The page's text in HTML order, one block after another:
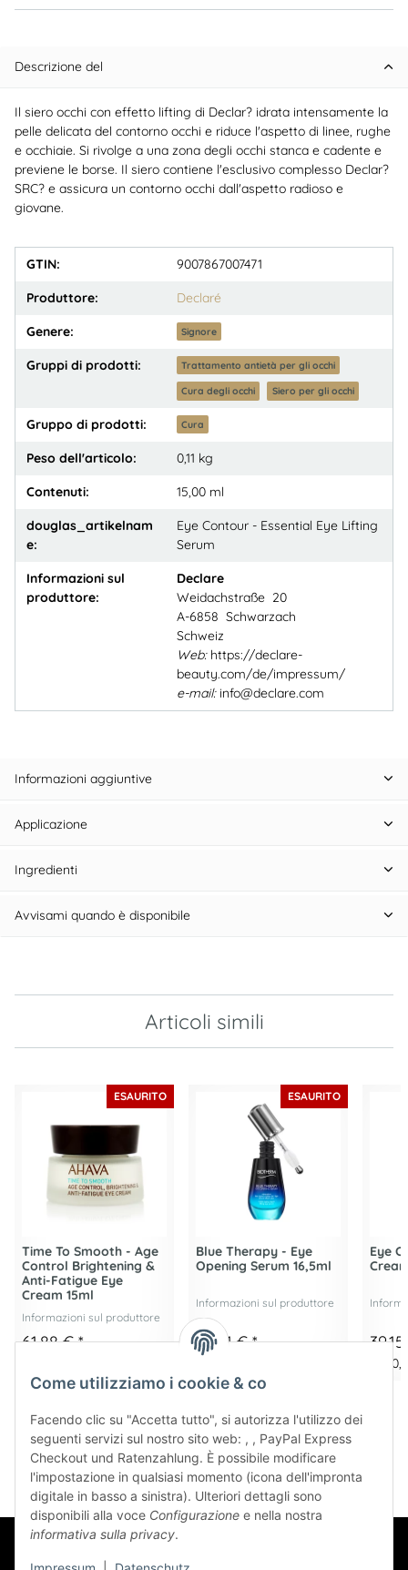
Descrizione del
Il siero occhi con effetto lifting di Declar? idrata intensamente la
pelle delicata del contorno occhi e riduce l'aspetto di linee, rughe
e occhiaie. Si rivolge a una zona degli occhi stanca e cadente e
previene le borse. Il siero contiene l'esclusivo complesso Declar?
SRC? e assicura un contorno occhi dall'aspetto radioso e
giovane.
GTIN: 9007867007471
Produttore: Declaré
Genere: Signore
Gruppi di prodotti: Trattamento antietà per gli occhi
Cura degli occhi Siero per gli occhi
Gruppo di prodotti: Cura
Peso dell'articolo: 0,11 kg
Contenuti: 15,00 ml
douglas_artikelnam
e:
Eye Contour - Essential Eye Lifting
Serum
Informazioni sul
produttore:
Declare
Weidachstraße 20
A-6858 Schwarzach
Schweiz
Web:https://declare-
beauty.com/de/impressum/
e-mail:info@declare.com
Informazioni aggiuntive
Applicazione
Ingredienti
Avvisami quando è disponibile
Articoli simili
ESAURITO
Time To Smooth - Age
Control Brightening &
Anti-Fatigue Eye
Cream 15ml
Informazioni sul produttore
61,88 €*
ESAURITO
Blue Therapy - Eye
Opening Serum 16,5ml
Informazioni sul produttore
70,21 €*
Eye
Come utilizziamo i cookie & co
Facendo clic su "Accetta tutto", si autorizza l'utilizzo dei
seguenti servizi sul nostro sito web: , , PayPal Express
Checkout und Ratenzahlung. È possibile modificare
l'impostazione in qualsiasi momento (icona dell'impronta
digitale in basso a sinistra). Ulteriori dettagli sono
disponibili alla voce Configurazione e nella nostra
informativa sulla privacy.